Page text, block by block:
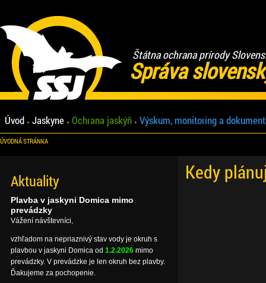
Štátna ochrana prírody
Správa
Úvod Jaskyne Ochrana jaskýň Výskum, monitoring a
ÚVODNÁ STRÁNKA
Kedy
Aktuality
Plavba v jaskyni Domica mimo
prevádzky
Vážení návštevníci,
vzhľadom na nepriaznivý stav vody je okruh s
plavbou v jaskyni Domica od 1.2.2026 mimo
prevádzky. V prevádzke je len okruh bez plavby.
Ďakujeme za pochopenie.